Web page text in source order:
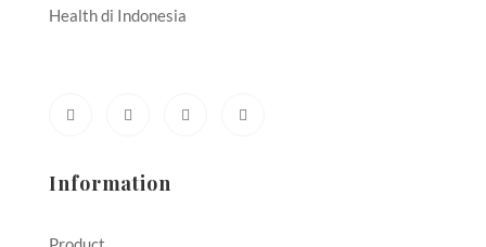
Health di Indonesia
Information